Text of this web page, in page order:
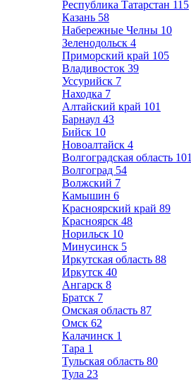
Республика Татарстан 115
Казань 58
Набережные Челны 10
Зеленодольск 4
Приморский край 105
Владивосток 39
Уссурийск 7
Находка 7
Алтайский край 101
Барнаул 43
Бийск 10
Новоалтайск 4
Волгоградская область 101
Волгоград 54
Волжский 7
Камышин 6
Красноярский край 89
Красноярск 48
Норильск 10
Минусинск 5
Иркутская область 88
Иркутск 40
Ангарск 8
Братск 7
Омская область 87
Омск 62
Калачинск 1
Тара 1
Тульская область 80
Тула 23